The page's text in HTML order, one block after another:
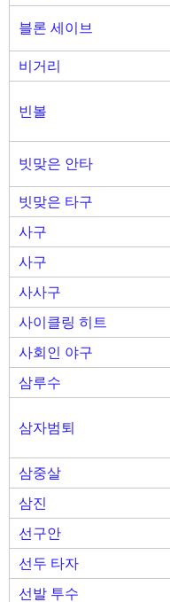
블론 세이브
비거리
빈볼
빗맞은 안타
빗맞은 타구
사구
사구
사사구
사이클링 히트
사회인 야구
삼루수
삼자범퇴
삼중살
삼진
선구안
선두 타자
선발 투수